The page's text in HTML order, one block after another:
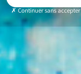
Continuer sans accepter